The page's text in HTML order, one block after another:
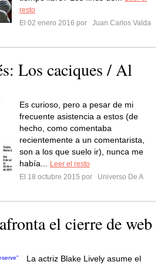
resto
El 02 enero 2016 por
Juan Carlos Valda
Los caciques / Al
Es curioso, pero a pesar de mi
frecuente asistencia a estos (de
hecho, como comentaba
recientemente a un comentarista,
son a los que suelo ir), nunca me
había...
Leer el resto
El 18 octubre 2015 por
Universo De A
el cierre de web
La actriz Blake Lively asume el